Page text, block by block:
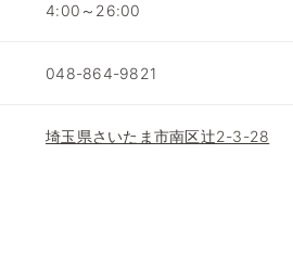
4:00～26:00
048-864-9821
埼玉県さいたま市南区辻2-3-28